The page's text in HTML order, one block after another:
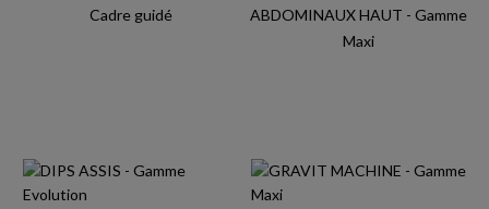
Cadre guidé
ABDOMINAUX HAUT - Gamme
Maxi